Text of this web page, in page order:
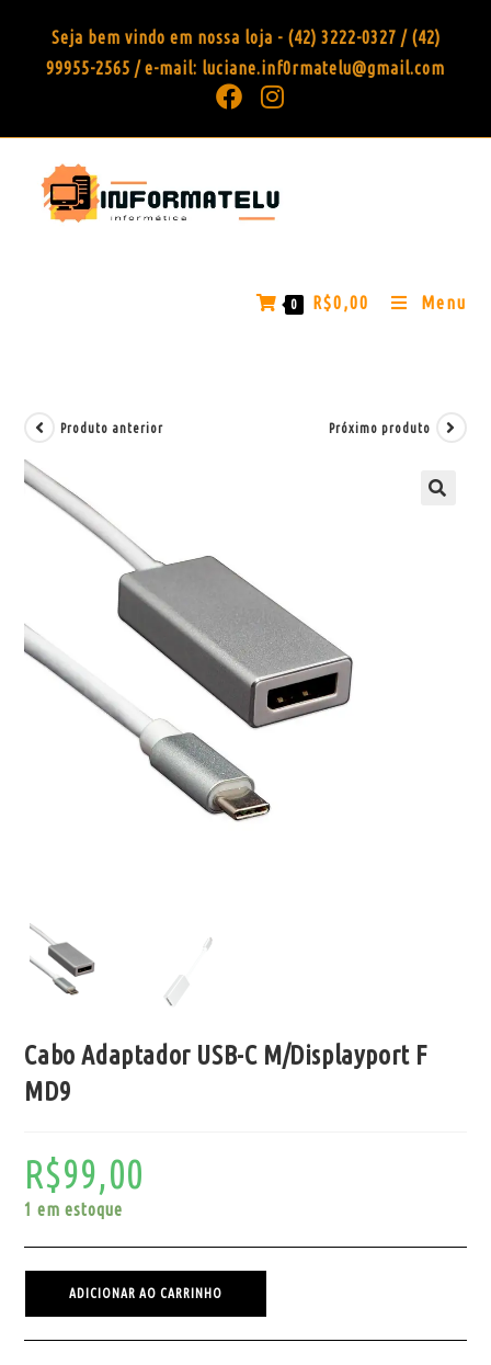
Seja bem vindo em nossa loja - (42) 3222-0327 / (42)
99955-2565 / e-mail: luciane.inf0rmatelu@gmail.com
0 R$0,00 Menu
Produto anterior Próximo produto
Cabo Adaptador USB-C M/Displayport F
MD9
R$99,00
1 em estoque
ADICIONAR AO CARRINHO